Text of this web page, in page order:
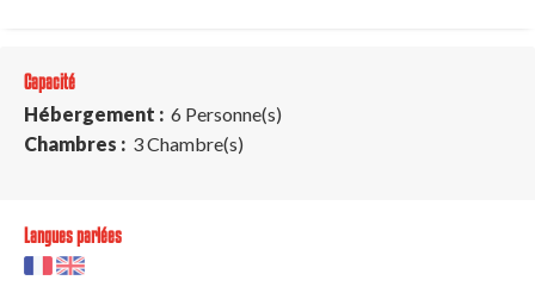
Capacité
Hébergement : 6 Personne(s)
Chambres : 3 Chambre(s)
Langues parlées